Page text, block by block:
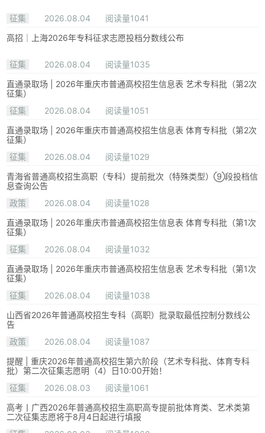
征集 2026.08.04
阅读量1041
高招｜上海2026年专科征求志愿投档分数线公布
征集 2026.08.04
阅读量1035
直通录取场 | 2026年重庆市普通高校招生信息表 艺术专科批（第2次
征集）
征集
2026.08.04
阅读量1051
直通录取场 | 2026年重庆市普通高校招生信息表 体育专科批（第2次
征集）
征集
2026.08.04
阅读量1029
青海省普通高校招生高职（专科）提前批次（特殊类型）⑨段投档信
息查询公告
政策
2026.08.04
阅读量1028
直通录取场 | 2026年重庆市普通高校招生信息表 体育专科批（第1次
征集）
征集
2026.08.04
阅读量1032
直通录取场 | 2026年重庆市普通高校招生信息表 艺术专科批（第1次
征集）
征集
2026.08.04
阅读量1038
山西省2026年普通高校招生专科（高职）批录取最低控制分数线公
告
政策
2026.08.04
阅读量1087
提醒 | 重庆2026年普通高校招生第六阶段（艺术专科批、体育专科
批）第二次征集志愿明（4）日10:00开始！
征集
2026.08.03
阅读量1061
高考丨广西2026年普通高校招生高职高专提前批体育类、艺术类第
二次征集志愿将于8月4日起进行填报